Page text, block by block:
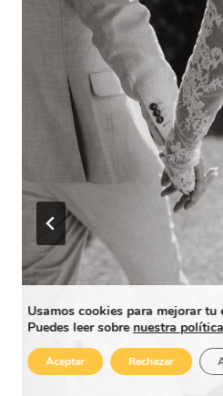
Usamos cookies para mejorar tu
Puedes leer sobre nuestra
Aceptar Rechazar